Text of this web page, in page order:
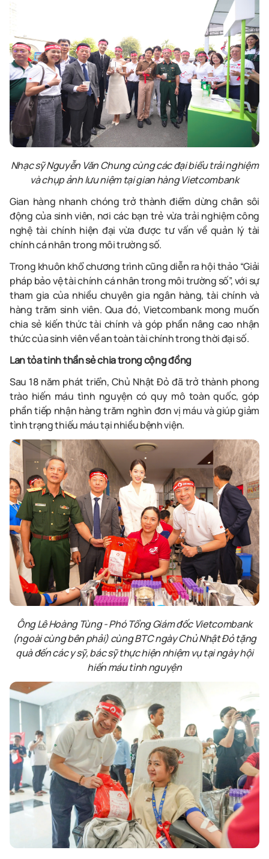
Nhạc sỹ Nguyễn Văn Chung cùng các đại biểu trải nghiệm
và chụp ảnh lưu niệm tại gianhàng Vietcombank
Gian hàng nhanh chóng trở thành điểm dừng chân sôi
động của sinh viên, nơi các bạn trẻ vừa trải nghiệm công
nghệ tài chính hiện đại vừa được tư vấn về quản lý tài
chính cá nhân trong môi trường số.
Trong khuôn khổ chương trình cũng diễn ra hội thảo “Giải
pháp bảo vệ tài chính cá nhân trong môi trường số”, với sự
tham gia của nhiều chuyên gia ngân hàng, tài chính và
hàng trăm sinh viên. Qua đó, Vietcombank mong muốn
chia sẻ kiến thức tài chính và góp phần nâng cao nhận
thức của sinh viên về an toàn tài chính trong thời đại số.
Lan tỏa tinh thần sẻ chia trong cộng đồng
Sau 18 năm phát triển, Chủ Nhật Đỏ đã trở thành phong
trào hiến máu tình nguyện có quy mô toàn quốc, góp
phần tiếp nhận hàng trăm nghìn đơn vị máu và giúp giảm
tình trạng thiếu máu tại nhiều bệnh viện.
Ông Lê Hoàng Tùng - Phó Tổng Giám đốc Vietcombank
(ngoài cùng bên phải) cùngBTC ngày Chủ Nhật Đỏtặng
quàđến các y sỹ, bác sỹ thực hiện nhiệm vụ tại ngày hội
hiến máu tình nguyện